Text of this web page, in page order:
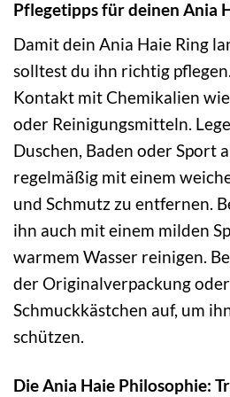
Pflegetipps für deinen Ania
Damit dein Ania Haie Ring
solltest du ihn richtig
Kontakt mit Chemikalien
oder Reinigungsmitteln.
Duschen, Baden oder Sport
regelmäßig mit einem
und Schmutz zu entfernen.
ihn auch mit einem milden
warmem Wasser reinigen.
der Originalverpackung
Schmuckkästchen auf, um
schützen.
Die Ania Haie Philosophie: